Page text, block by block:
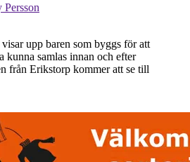
Persson
upp baren som byggs för att
kunna samlas innan och efter
från Erikstorp kommer att se till